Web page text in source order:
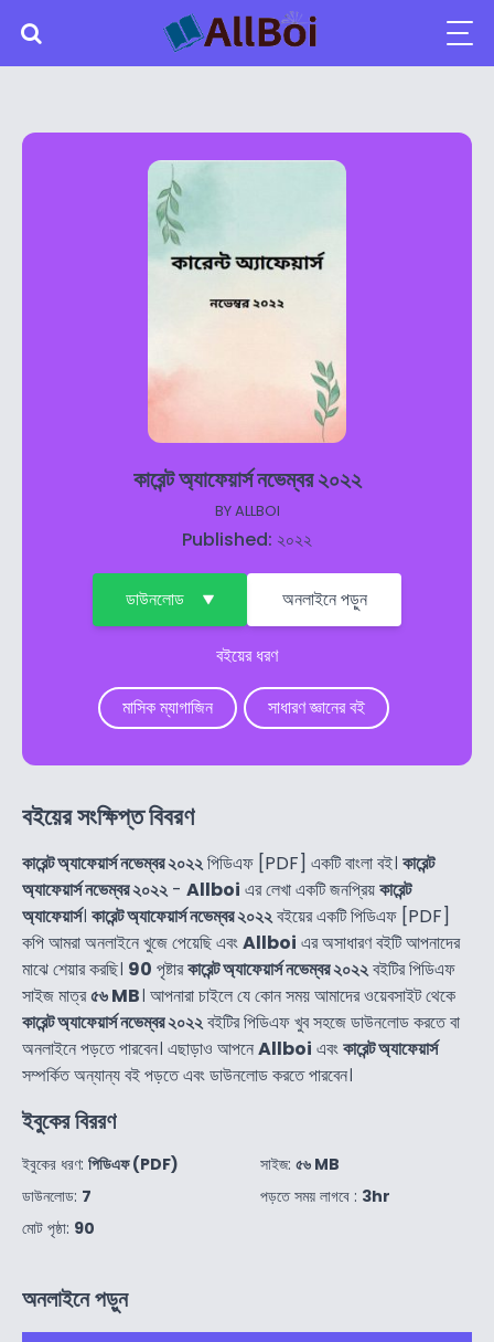
কারেন্ট অ্যাফেয়ার্স নভেম্বর ২০২২
BYALLBOI
Published: ২০২২
ডাউনলোড অনলাইনে পড়ুন
বইয়ের ধরণ
মাসিক ম্যাগাজিন সাধারণ জ্ঞানের বই
বইয়ের সংক্ষিপ্ত বিবরণ
কারেন্ট অ্যাফেয়ার্স নভেম্বর ২০২২পিডিএফ [PDF] একটি বাংলা বই। কারেন্ট
অ্যাফেয়ার্স নভেম্বর ২০২২- Allboi এর লেখা একটি জনপ্রিয়কারেন্ট
অ্যাফেয়ার্স। কারেন্ট অ্যাফেয়ার্স নভেম্বর ২০২২বইয়ের একটি পিডিএফ [PDF]
কপি আমরা অনলাইনে খুজে পেয়েছি এবংAllboi এর অসাধারণ বইটি আপনাদের
মাঝে শেয়ার করছি। 90 পৃষ্টারকারেন্ট অ্যাফেয়ার্স নভেম্বর ২০২২বইটির পিডিএফ
সাইজ মাত্র৫৬ MB। আপনারা চাইলে যে কোন সময় আমাদের ওয়েবসাইট থেকে
কারেন্ট অ্যাফেয়ার্স নভেম্বর ২০২২বইটির পিডিএফ খুব সহজে ডাউনলোড করতে বা
অনলাইনে পড়তে পারবেন। এছাড়াও আপনেAllboi এবংকারেন্ট অ্যাফেয়ার্স
সম্পর্কিত অন্যান্য বই পড়তে এবং ডাউনলোড করতে পারবেন।
ইবুকের বিররণ
ইবুকের ধরণ: পিডিএফ (PDF)
ডাউনলোড: 7
মোট পৃষ্ঠা: 90
সাইজ: ৫৬ MB
পড়তে সময় লাগবে : 3hr
অনলাইনে পড়ুন